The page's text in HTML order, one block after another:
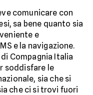
comunicare con
sa bene quanto sia
e
e la navigazione.
di Compagnia Italia
soddisfare le
sia che si
che ci si trovi fuori